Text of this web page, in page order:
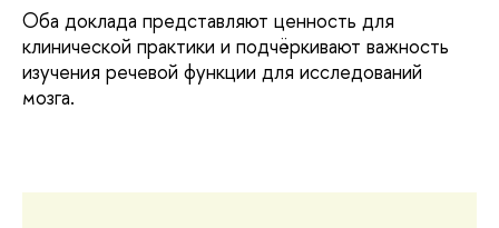
Оба доклада представляют ценность для
клинической практики и подчёркивают важность
изучения речевой функции для исследований
мозга.